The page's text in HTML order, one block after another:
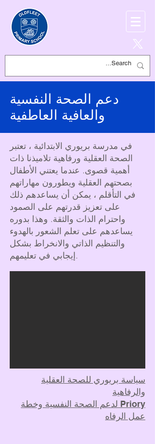
دعم الصحة النفسية
والعافية العاطفية
في مدرسة بريوري الابتدائية ، تعتبر
الصحة العقلية ورفاهية تلاميذنا ذات
أهمية قصوى. عندما يعتني الأطفال
بصحتهم العقلية ويطورون مهاراتهم
في التأقلم ، يمكن أن يساعدهم ذلك
على تعزيز قدرتهم على الصمود
واحترام الذات والثقة. وهذا بدوره
يساعدهم على تعلم الشعور بالهدوء
والتنظيم الذاتي والانخراط بشكل
إيجابي في تعليمهم.
سياسة بريوري للصحة العقلية
والرفاهية
Priory لدعم الصحة النفسية وخطة
عمل الرفاه